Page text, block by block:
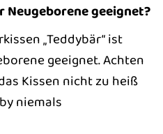
geeignet?
„Teddybär“ ist
geeignet. Achten
Kissen nicht zu heiß
niemals